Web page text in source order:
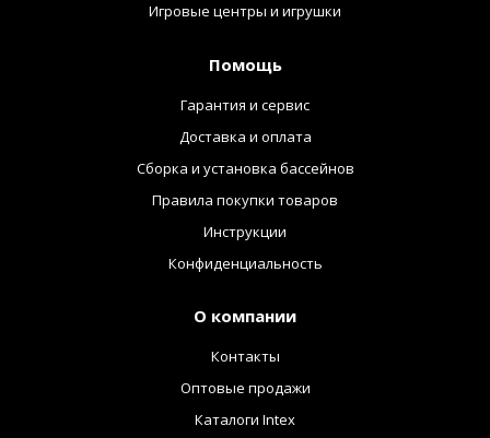
Игровые центры и игрушки
Помощь
Гарантия и сервис
Доставка и оплата
Сборка и установка бассейнов
Правила покупки товаров
Инструкции
Конфиденциальность
О компании
Контакты
Оптовые продажи
Каталоги Intex